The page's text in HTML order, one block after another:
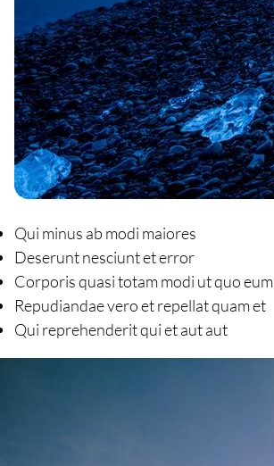
Qui minus ab modi maiores
Deserunt nesciunt et error
Corporis quasi totam modi ut quo eum
Repudiandae vero et repellat quam et
Qui reprehenderit qui et aut aut